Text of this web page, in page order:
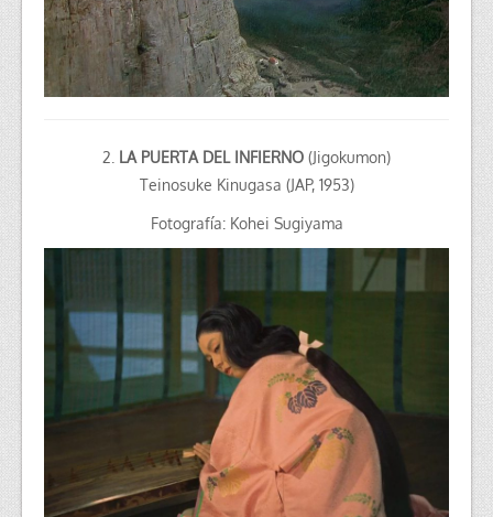
2. LA PUERTA DEL INFIERNO (Jigokumon)
Teinosuke Kinugasa (JAP, 1953)
Fotografía: Kohei Sugiyama